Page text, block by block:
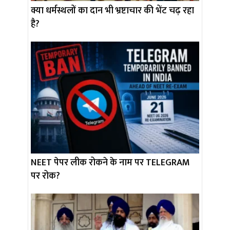
क्या धर्मस्थलों का दान भी भ्रष्टाचार की भेंट चढ़ रहा
है?
NEET पेपर लीक रोकने के नाम पर TELEGRAM
पर रोक?